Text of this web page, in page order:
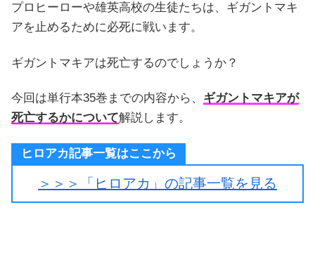
プロヒーローや雄英高校の生徒たちは、ギガントマキ
アを止めるために必死に戦います。
ギガントマキアは死亡するのでしょうか？
今回は単行本35巻までの内容から、 ギガントマキアが
死亡するかについて解説します。
ヒロアカ記事一覧はここから
＞＞＞「ヒロアカ」の記事一覧を見る